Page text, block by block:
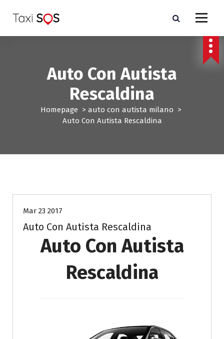
a
Auto Con Autista
Rescaldina
Homepage > auto con autista milano >
Auto Con Autista Rescaldina
Mar 23 2017
Auto Con Autista Rescaldina
Auto Con Autista
Rescaldina